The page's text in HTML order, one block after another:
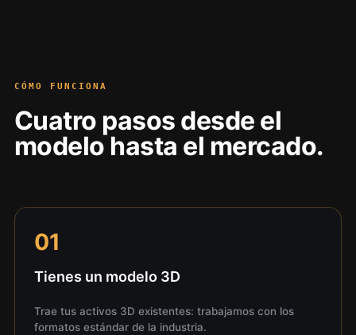
CÓMO FUNCIONA
Cuatro pasos desde el
modelo hasta el mercado.
01
Tienes un modelo 3D
Trae tus activos 3D existentes: trabajamos con los
formatos estándar de la industria.